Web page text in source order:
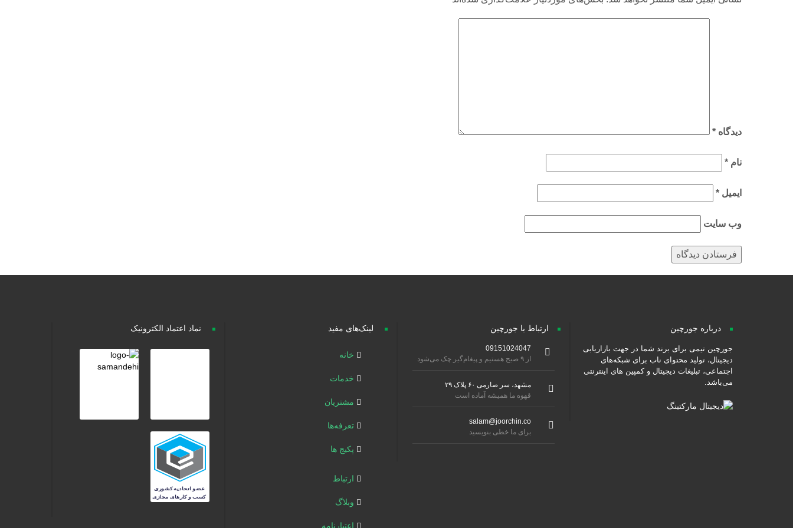
دیدگاه *
نام *
ایمیل *
وب‌ سایت
درباره جورچین
جورچین تیمی برای برند شما در جهت بازاریابی
دیجیتال، تولید محتوای ناب برای شبکه‌های
اجتماعی، تبلیغات دیجیتال و کمپین های اینترنتی
می‌باشد.
ارتباط با جورچین
09151024047
از ۹ صبح هستیم و پیغام‌گیر چک می‌شود
مشهد، سر صارمی ۶۰ پلاک ۲۹
قهوه ما همیشه آماده است
salam@joorchin.co
برای ما خطی بنویسید
لینک‌های مفید
خانه
خدمات
مشتریان
تعرفه‌ها
پکیج ها
ارتباط
وبلاگ
اعتبارنامه
نماد اعتماد الکترونیک